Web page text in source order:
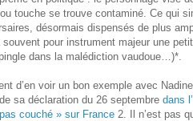
touche se trouve contaminé. Ce qui
désormais dispensés de plus
pour instrument majeur une
dans la malédiction vaudoue…)*.
d’en voir un bon exemple avec
sa déclaration du 26 septembredans
couché » sur France 2. Il n’est pas